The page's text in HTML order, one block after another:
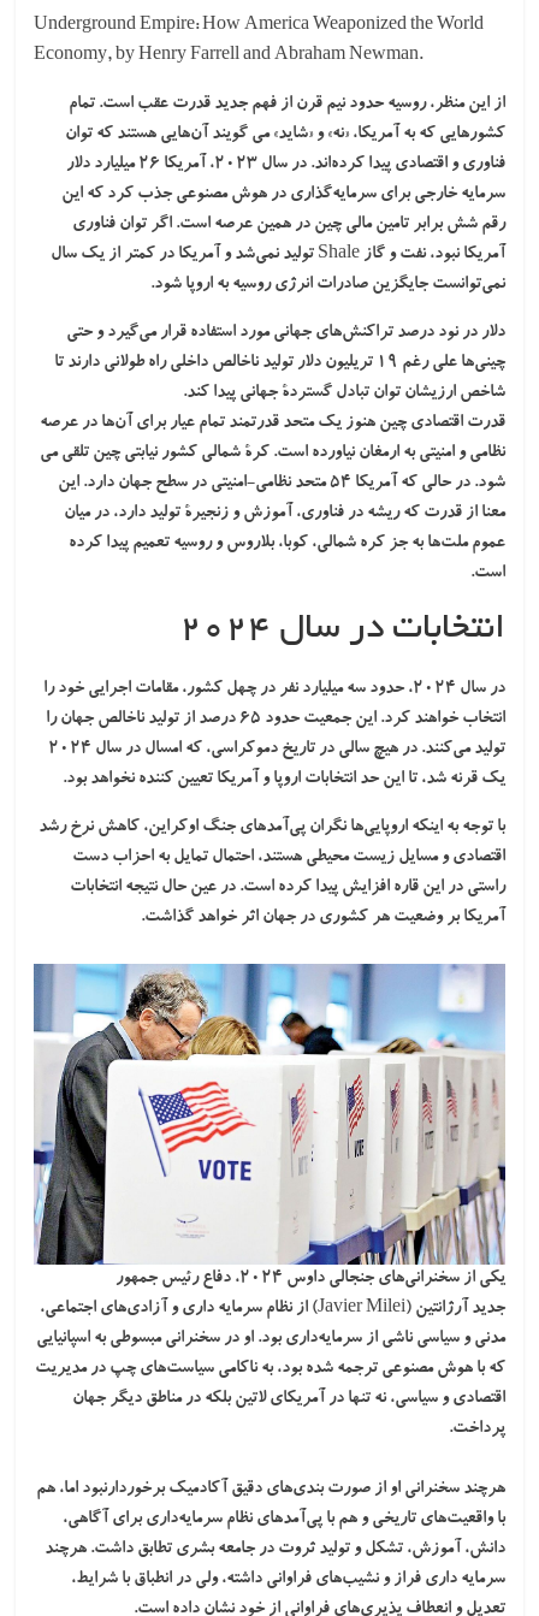
Underground Empire: How America Weaponized the World
Economy, by Henry Farrell and Abraham Newman.
از این منظر، روسیه حدود نیم قرن از فهم جدید قدرت عقب است. تمام
کشورهایی که به آمریکا، «نه» و «شاید» می گویند آن‌هایی هستند که توان
فناوری و اقتصادی پیدا کرده‌اند. در سال ۲۰۲۳، آمریکا ۲۶ میلیارد دلار
سرمایه خارجی برای سرمایه‌گذاری در هوش مصنوعی جذب کرد که این
رقم شش برابر تامین مالی چین در همین عرصه است. اگر توان فناوری
آمریکا نبود، نفت و گاز Shale تولید نمی‌شد و آمریکا در کمتر از یک سال
نمی‌توانست جایگزین صادرات انرژی روسیه به اروپا شود.
دلاردر نود درصد تراکنش‌های جهانی مورد استفاده قرار می‌گیرد و حتی
چینی‌ها علی رغم ۱۹ تریلیون دلار تولید ناخالص داخلی راه طولانی دارند تا
شاخص ارزیشان توان تبادل گستردۀ جهانی پیدا کند.
قدرت اقتصادی چین هنوز یک متحد قدرتمند تمام عیار برای آن‌ها در عرصه
نظامی و امنیتی به ارمغان نیاورده است. کرۀ شمالی کشور نیابتی چین تلقی می
شود. در حالی که آمریکا ۵۴
متحد نظامی-امنیتی در سطح جهان دارد. این
معنا از قدرت که ریشه در فناوری، آموزش و زنجیرۀ تولید دارد، در میان
عموم ملت‌ها به جز کره شمالی، کوبا، بلاروس و روسیه تعمیم پیدا کرده
است.
انتخابات در سال ۲۰۲۴
در سال ۲۰۲۴، حدود سه میلیارد نفر در چهل کشور، مقامات اجرایی خود را
انتخاب خواهند کرد. این جمعیت حدود
را
تولید می‌کنند. در هیچ سالی در تاریخ دموکراسی، که امسال در سال ۲۰۲۴
یک قرنه شد، تا این حدانتخابات اروپا و آمریکاتعیین کننده نخواهد بود.
با توجه به اینکه اروپایی‌ها نگران پی‌آمدهای جنگ اوکراین، کاهش نرخ رشد
اقتصادی و مسایل زیست محیطی هستند، احتمال تمایل به احزاب دست
راستی در این قاره افزایش پیدا کرده است. در عین حال نتیجه انتخابات
آمریکا بر وضعیت هر کشوری در جهان اثر خواهد گذاشت.
یکی از سخنرانی‌های جنجالی داوس ۲۰۲۴، دفاع رئیس جمهور
جدید آرژانتین
(Javier Milei) از نظام سرمایه داری و آزادی‌های اجتماعی،
مدنی و سیاسی ناشی از سرمایه‌داری بود. او در سخنرانی مبسوطی به اسپانیایی
که با هوش مصنوعی ترجمه شده بود، به ناکامی سیاست‌های چپ در مدیریت
اقتصادی و سیاسی، نه تنها در آمریکای لاتین بلکه در مناطق دیگر جهان
پرداخت.
هرچند سخنرانی او از صورت ‌بندی‌های دقیق آکادمیک برخوردارنبود اما، هم
با واقعیت‌های تاریخی و هم با پی‌آمدهای نظام سرمایه‌داری برای آگاهی،
دانش، آموزش، تشکل و تولید ثروت در جامعه بشری تطابق داشت. هرچند
سرمایه ‌داری فراز و نشیب‌های فراوانی داشته، ولی در انطباق با شرایط،
تعدیل و انعطاف پذیری‌های فراوانی از خود نشان داده است.